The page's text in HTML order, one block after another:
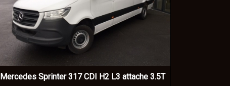
Mercedes Sprinter 317 CDI H2 L3 attache 3.5T